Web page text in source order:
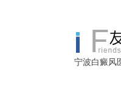
宁波白癜风